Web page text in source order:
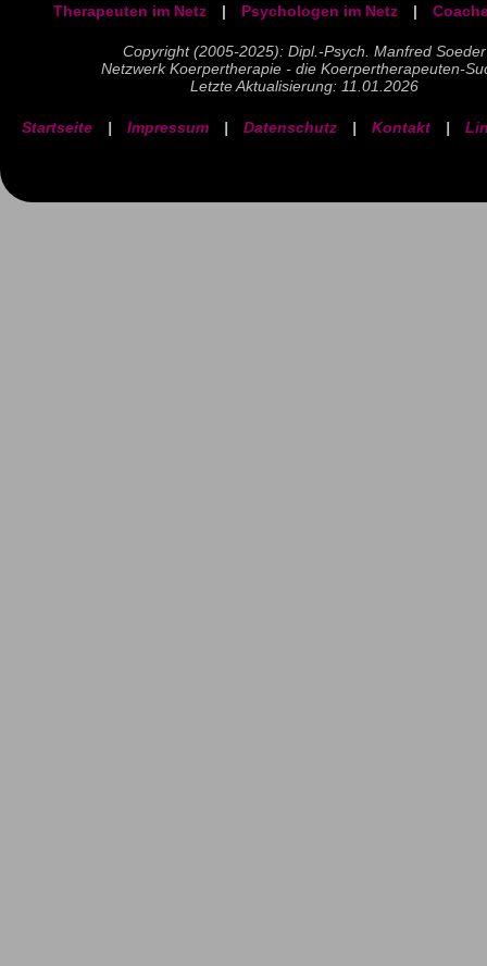
Therapeuten im Netz | Psychologen im Netz |
Copyright (2005-2025): Dipl.-Psych. Manfred Soeder
Netzwerk Koerpertherapie - die Koerpertherapeuten-
Letzte Aktualisierung: 11.01.2026
Startseite | Impressum | Datenschutz | Kontakt |